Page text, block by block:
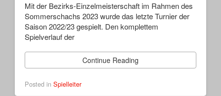
Mit der Bezirks-Einzelmeisterschaft im Rahmen des
Sommerschachs 2023 wurde das letzte Turnier der
Saison 2022/23 gespielt. Den komplettem
Spielverlauf der
Continue Reading
Posted in Spielleiter